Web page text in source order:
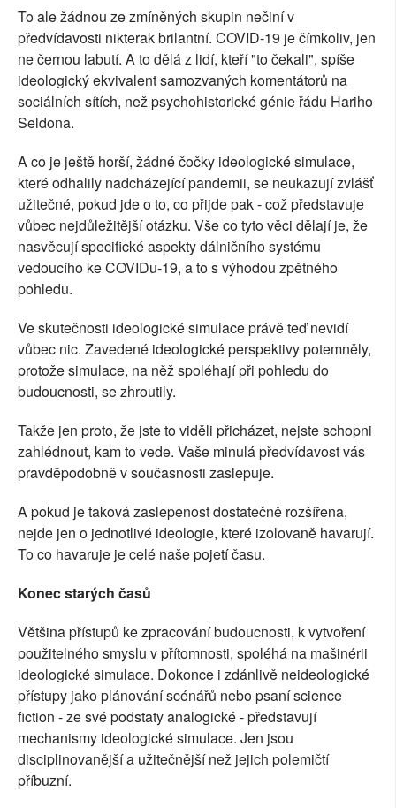
To ale žádnou ze zmíněných skupin nečiní v
předvídavosti nikterak brilantní. COVID-19 je čímkoliv, jen
ne černou labutí. A to dělá z lidí, kteří "to čekali", spíše
ideologický ekvivalent samozvaných komentátorů na
sociálních sítích, než psychohistorické génie řádu Hariho
Seldona.
A co je ještě horší, žádné čočky ideologické simulace,
které odhalily nadcházející pandemii, se neukazují zvlášť
užitečné, pokud jde o to, co přijde pak - což představuje
vůbec nejdůležitější otázku. Vše co tyto věci dělají je, že
nasvěcují specifické aspekty dálničního systému
vedoucího ke COVIDu-19, a to s výhodou zpětného
pohledu.
Ve skutečnosti ideologické simulace právě teď nevidí
vůbec nic. Zavedené ideologické perspektivy potemněly,
protože simulace, na něž spoléhají při pohledu do
budoucnosti, se zhroutily.
Takže jen proto, že jste to viděli přicházet, nejste schopni
zahlédnout, kam to vede. Vaše minulá předvídavost vás
pravděpodobně v současnosti zaslepuje.
A pokud je taková zaslepenost dostatečně rozšířena,
nejde jen o jednotlivé ideologie, které izolovaně havarují.
To co havaruje je celé naše pojetí času.
Konec starých časů
Většina přístupů ke zpracování budoucnosti, k vytvoření
použitelného smyslu v přítomnosti, spoléhá na mašinérii
ideologické simulace. Dokonce i zdánlivě neideologické
přístupy jako plánování scénářů nebo psaní science
fiction - ze své podstaty analogické - představují
mechanismy ideologické simulace. Jen jsou
disciplinovanější a užitečnější než jejich polemičtí
příbuzní.